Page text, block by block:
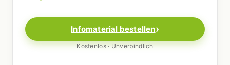
Infomaterial bestellen
Kostenlos · Unverbindlich